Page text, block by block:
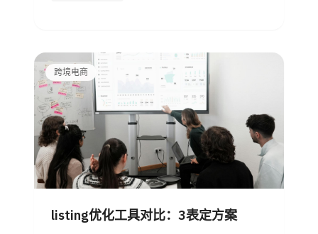
跨境电商
listing优化工具对比：3表定方案